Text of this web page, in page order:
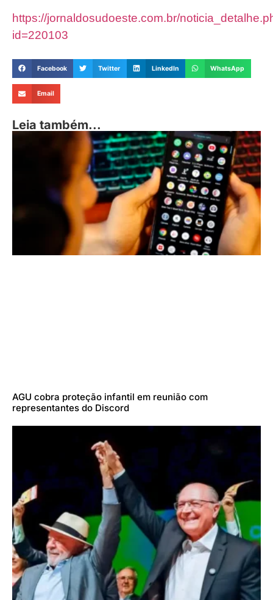
https://jornaldosudoeste.com.br/
id=220103
Facebook Twitter LinkedIn WhatsApp
Email
Leia também...
AGU cobra proteção infantil em reunião com
representantes do Discord